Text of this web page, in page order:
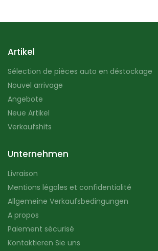
Artikel
Sélection de pièces auto en déstockage
Nouvel arrivage
Angebote
Neue Artikel
Verkaufshits
Unternehmen
Livraison
Mentions légales et confidentialité
Allgemeine Verkaufsbedingungen
A propos
Paiement sécurisé
Kontaktieren Sie uns